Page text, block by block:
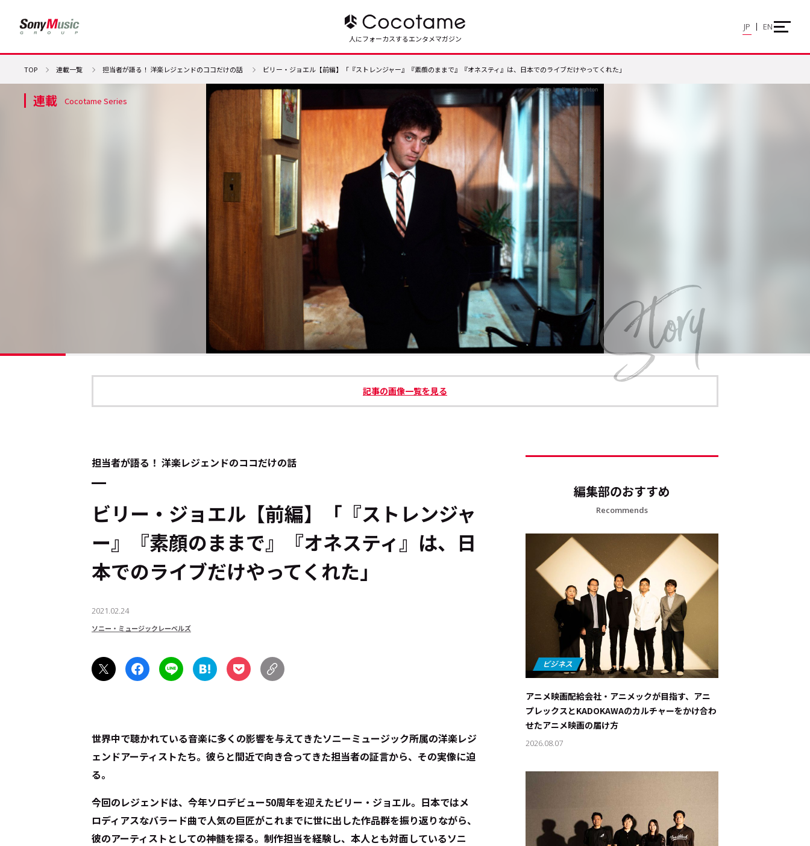
人にフォーカスするエンタメマガジン
JP EN
TOP 連載一覧 担当者が語る！ 洋楽レジェンドのココだけの話 ビリー・ジョエル【前編】「『ストレンジャー』『素顔のままで』『オネスティ』は、日本でのライブだけやってくれた」
連載 Cocotame Series
記事の画像一覧を見る
担当者が語る！ 洋楽レジェンドのココだけの話
ビリー・ジョエル【前編】「『ストレンジャ
ー』『素顔のままで』『オネスティ』は、日
本でのライブだけやってくれた」
2021.02.24
ソニー・ミュージックレーベルズ
世界中で聴かれている音楽に多くの影響を与えてきたソニーミュージック所属の洋楽レジ
ェンドアーティストたち。彼らと間近で向き合ってきた担当者の証言から、その実像に迫
る。
今回のレジェンドは、今年ソロデビュー50周年を迎えたビリー・ジョエル。日本ではメ
ロディアスなバラード曲で人気の巨匠がこれまでに世に出した作品群を振り返りながら、
彼のアーティストとしての神髄を探る。制作担当を経験し、本人とも対面しているソニ
編集部のおすすめ
Recommends
アニメ映画配給会社・アニメックが目指す、アニ
プレックスとKADOKAWAのカルチャーをかけ合わ
せたアニメ映画の届け方
2026.08.07